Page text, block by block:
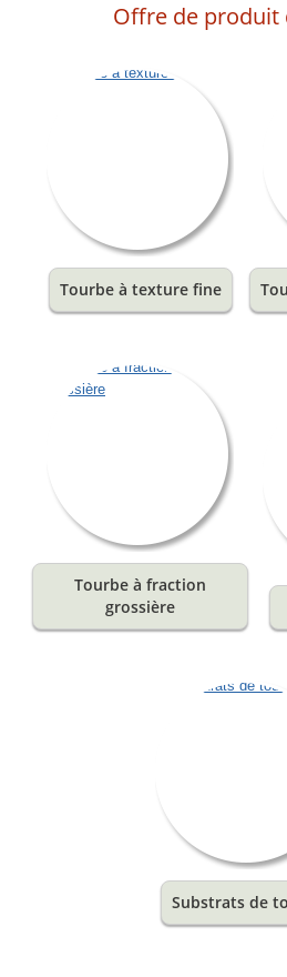
Offre de produit
Tourbe à texture fine
Tourbe à fraction
grossière
Substrats de